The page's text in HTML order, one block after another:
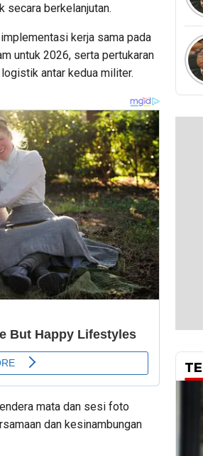
secara berkelanjutan.
kerja sama pada
untuk 2026, serta pertukaran
antar kedua militer.
mata dan sesi foto
dan kesinambungan